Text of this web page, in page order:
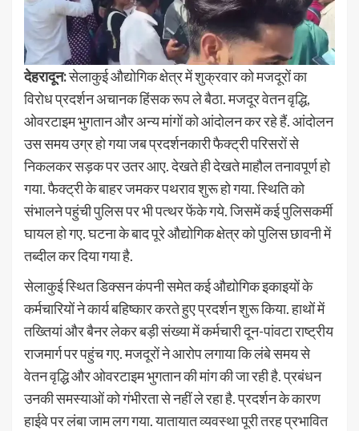
देहरादून:सेलाकुई औद्योगिक क्षेत्र में शुक्रवार को मजदूरों का
विरोध प्रदर्शन अचानक हिंसक रूप ले बैठा. मजदूर वेतन वृद्धि,
ओवरटाइम भुगतान और अन्य मांगों को आंदोलन कर रहे हैं. आंदोलन
उस समय उग्र हो गया जब प्रदर्शनकारी फैक्ट्री परिसरों से
निकलकर सड़क पर उतर आए. देखते ही देखते माहौल तनावपूर्ण हो
गया. फैक्ट्री के बाहर जमकर पथराव शुरू हो गया. स्थिति को
संभालने पहुंची पुलिस पर भी पत्थर फेंके गये. जिसमें कई पुलिसकर्मी
घायल हो गए. घटना के बाद पूरे औद्योगिक क्षेत्र को पुलिस छावनी में
तब्दील कर दिया गया है.
सेलाकुई स्थित डिक्सन कंपनी समेत कई औद्योगिक इकाइयों के
कर्मचारियों ने कार्य बहिष्कार करते हुए प्रदर्शन शुरू किया. हाथों में
तख्तियां और बैनर लेकर बड़ी संख्या में कर्मचारी दून-पांवटा राष्ट्रीय
राजमार्ग पर पहुंच गए. मजदूरों ने आरोप लगाया कि लंबे समय से
वेतन वृद्धि और ओवरटाइम भुगतान की मांग की जा रही है. प्रबंधन
उनकी समस्याओं को गंभीरता से नहीं ले रहा है. प्रदर्शन के कारण
हाईवे पर लंबा जाम लग गया. यातायात व्यवस्था पूरी तरह प्रभावित